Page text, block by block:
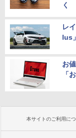
く
レ
lus
お
「
本サイトのご利用に